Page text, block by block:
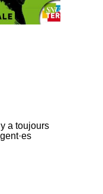
a toujours